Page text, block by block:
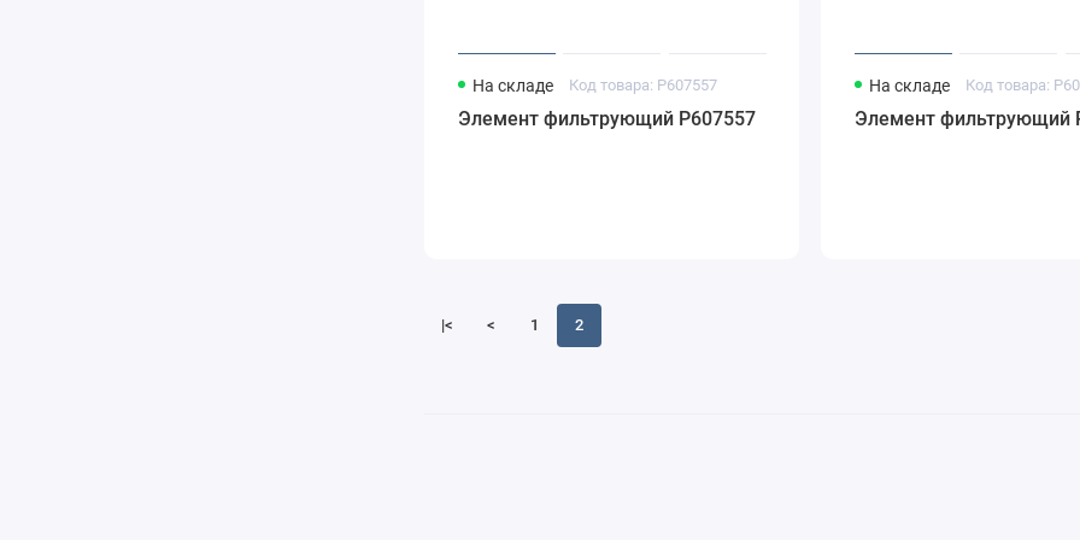
На складе Код товара: P607557
Элемент фильтрующий Р607557
На складе Код товара:
Элемент фильтрующий
|< < 1 2